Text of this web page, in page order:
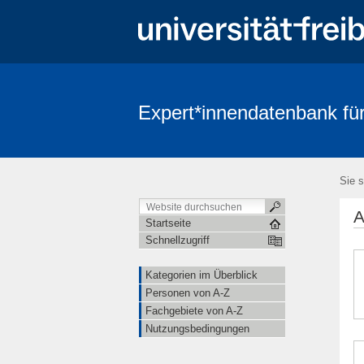
Expert*innendatenbank
Sie
Startseite
Schnellzugriff
Kategorien im Überblick
Personen von A-Z
Fachgebiete von A-Z
Nutzungsbedingungen